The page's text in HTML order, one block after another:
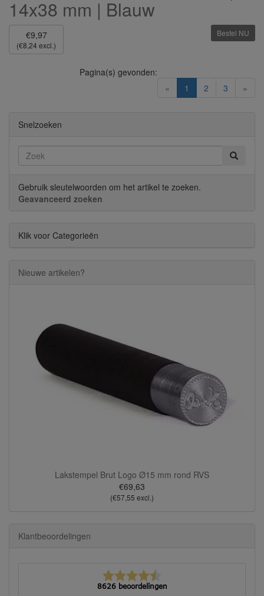
14x38 mm | Blauw
€9,97
(€8,24 excl.)
Bestel NU
« 1 (current)
2 3 »
Pagina(s) gevonden:
Snelzoeken
Gebruik sleutelwoorden om het artikel te zoeken.
Geavanceerd zoeken
Klik voor Categorieën
Nieuwe artikelen?
Lakstempel Brut Logo Ø15 mm rond RVS
€69,63
(€57,55 excl.)
Klantbeoordelingen
8626 beoordelingen